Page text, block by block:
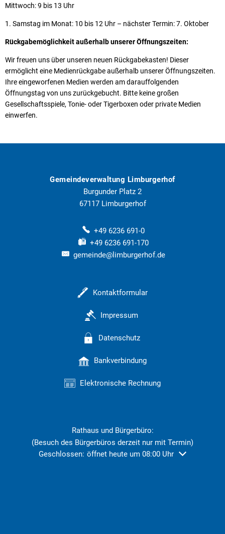
Mittwoch: 9 bis 13 Uhr
1. Samstag im Monat: 10 bis 12 Uhr – nächster Termin: 7. Oktober
Rückgabemöglichkeit außerhalb unserer Öffnungszeiten:
Wir freuen uns über unseren neuen Rückgabekasten! Dieser
ermöglicht eine Medienrückgabe außerhalb unserer Öffnungszeiten.
Ihre eingeworfenen Medien werden am darauffolgenden
Öffnungstag von uns zurückgebucht. Bitte keine großen
Gesellschaftsspiele, Tonie- oder Tigerboxen oder private Medien
einwerfen.
Gemeindeverwaltung Limburgerhof
Burgunder Platz 2
67117 Limburgerhof
+49 6236 691-0
+49 6236 691-170
gemeinde@limburgerhof.de
Kontaktformular
Impressum
Datenschutz
Bankverbindung
Elektronische Rechnung
Rathaus und Bürgerbüro:
(Besuch des Bürgerbüros derzeit nur mit Termin)
Klicken, um weitere Öffnungs- oder Schließzeiten
Geschlossen: öffnet heute um 08:00 Uhr